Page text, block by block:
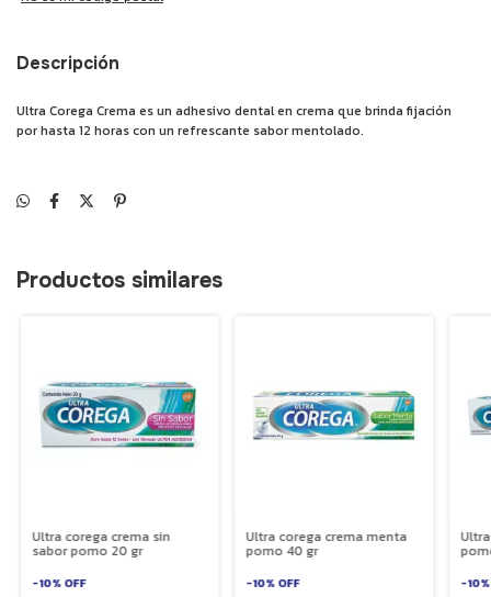
Descripción
Ultra Corega Crema es un adhesivo dental en crema que brinda fijación
por hasta 12 horas con un refrescante sabor mentolado.
Productos similares
Ultra corega crema sin
sabor pomo 20 gr
-10% OFF
Ultra corega crema menta
pomo 40 gr
-10% OFF -10